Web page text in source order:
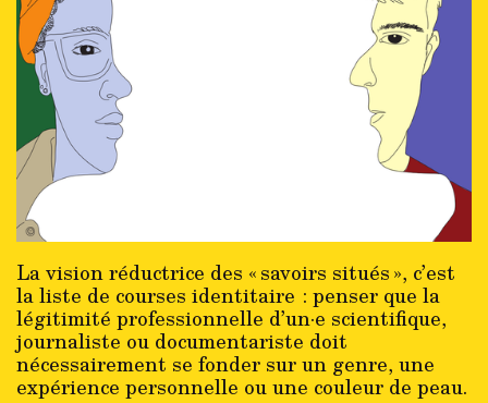
La vision réductrice des « savoirs situés », c’est
la liste de courses identitaire : penser que la
légitimité professionnelle d’un·e scientifique,
journaliste ou documentariste doit
nécessairement se fonder sur un genre, une
expérience personnelle ou une couleur de peau.